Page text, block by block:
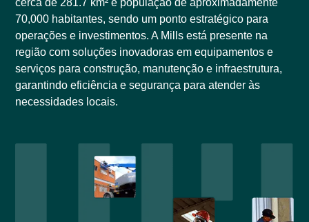
cerca de 281.7 km² e população de aproximadamente
70,000 habitantes, sendo um ponto estratégico para
operações e investimentos. A Mills está presente na
região com soluções inovadoras em equipamentos e
serviços para construção, manutenção e infraestrutura,
garantindo eficiência e segurança para atender às
necessidades locais.